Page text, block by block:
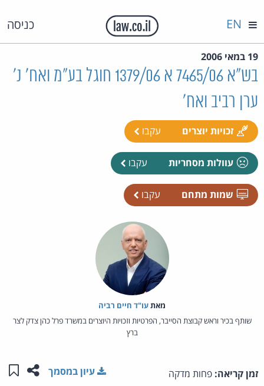
כניסה EN
19 במאי 2006
בש"א 7465/06 א 1379/06 חוגל בע"מ ואח' נ'
ערן רביב ואח'
זכויות יוצרים עקבו
עוולות מסחריות עקבו
שמות מתחם עקבו
מאת‏עו"ד חיים רביה
שותף בכיר וראש קבוצת הסייבר, הפרטיות וזכויות היוצרים במשרד פרל כהן צדק לצר
ברץ
זמן קריאה: פחות מדקה שתפו
עיון במסמך